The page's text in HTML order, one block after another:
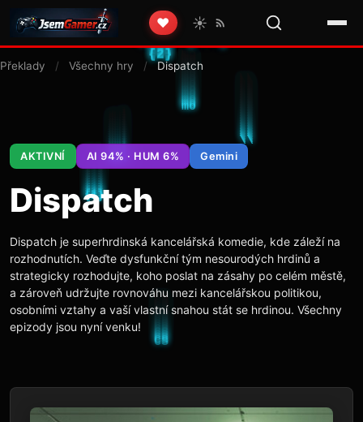
❤️ ☀️
Překlady / Všechny hry / Dispatch
AKTIVNÍ AI 94% · HUM 6% Gemini
Dispatch
Dispatch je superhrdinská kancelářská komedie, kde záleží na
rozhodnutích. Veďte dysfunkční tým nesourodých hrdinů a
strategicky rozhodujte, koho poslat na zásahy po celém městě,
a zároveň udržujte rovnováhu mezi kancelářskou politikou,
osobními vztahy a vaší vlastní snahou stát se hrdinou. Všechny
epizody jsou nyní venku!